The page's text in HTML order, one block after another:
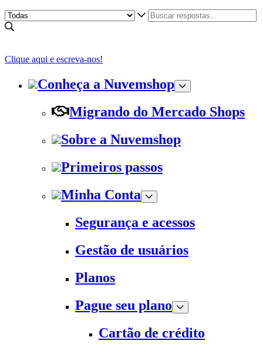
Clique aqui e escreva-nos!
Conheça a Nuvemshop
Migrando do Mercado Shops
Sobre a Nuvemshop
Primeiros passos
Minha Conta
Segurança e acessos
Gestão de usuários
Planos
Pague seu plano
Cartão de crédito